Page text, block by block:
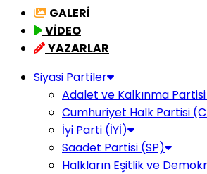
GALERİ
VİDEO
YAZARLAR
Siyasi Partiler
Adalet ve Kalkınma
Cumhuriyet Halk Partisi
İyi Parti (İYİ)
Saadet Partisi (SP)
Halkların Eşitlik ve